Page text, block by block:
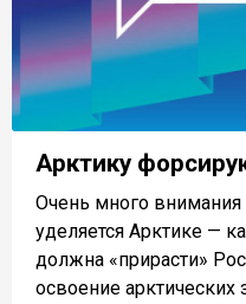
Арктику
Очень много
уделяется Арктике —
должна «прирасти»
освоение арктических